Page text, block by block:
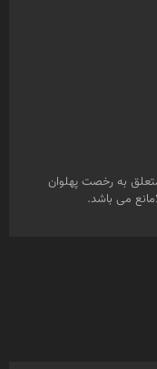
متعلق به رخصت پهلوان
می باشد.